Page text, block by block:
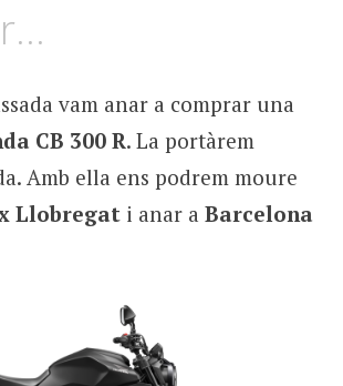
vam anar a comprar una
CB 300 R. La portàrem
Amb ella ens podrem moure
Llobregati anar a Barcelona